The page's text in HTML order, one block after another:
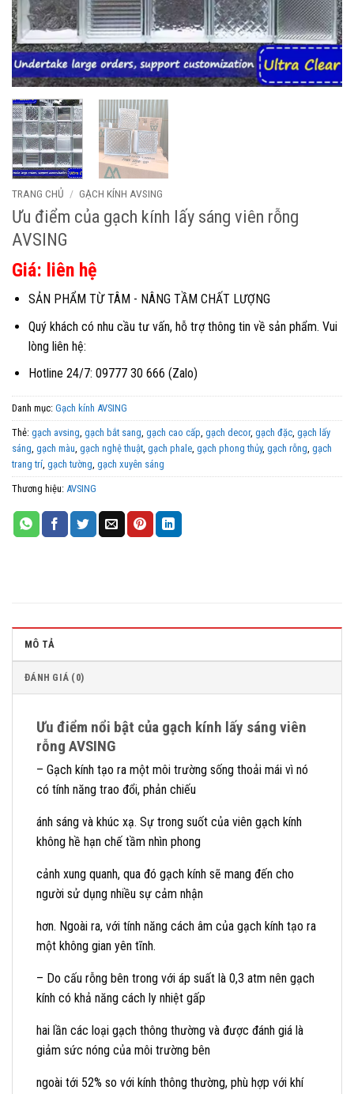
TRANG CHỦ / GẠCH KÍNH AVSING
Ưu điểm của gạch kính lấy sáng viên rỗng
AVSING
Giá: liên hệ
SẢN PHẨM TỪ TÂM - NÂNG TẦM CHẤT LƯỢNG
Quý khách có nhu cầu tư vấn, hỗ trợ thông tin về sản phẩm. Vui
lòng liên hệ:
Hotline 24/7: 09777 30 666 (Zalo)
Danh mục: Gạch kính AVSING
Thẻ: gạch avsing, gạch bắt sang, gạch cao cấp, gạch decor, gạch đặc, gạch lấy
sáng, gạch màu, gạch nghệ thuật, gạch phale, gạch phong thủy, gạch rỗng, gạch
trang trí, gạch tường, gạch xuyên sáng
Thương hiệu: AVSING
MÔ TẢ
ĐÁNH GIÁ (0)
Ưu điểm nổi bật của gạch kính lấy sáng viên
rỗng AVSING
– Gạch kính tạo ra một môi trường sống thoải mái vì nó
có tính năng trao đổi, phản chiếu
ánh sáng và khúc xạ. Sự trong suốt của viên gạch kính
không hề hạn chế tầm nhìn phong
cảnh xung quanh, qua đó gạch kính sẽ mang đến cho
người sử dụng nhiều sự cảm nhận
hơn. Ngoài ra, với tính năng cách âm của gạch kính tạo ra
một không gian yên tĩnh.
– Do cấu rỗng bên trong với áp suất là 0,3 atm nên gạch
kính có khả năng cách ly nhiệt gấp
hai lần các loại gạch thông thường và được đánh giá là
giảm sức nóng của môi trường bên
ngoài tới 52% so với kính thông thường, phù hợp với khí